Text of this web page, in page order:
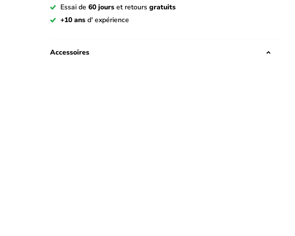
Essai de 60 jours et retours gratuits
+10 ans d' expérience
Accessoires